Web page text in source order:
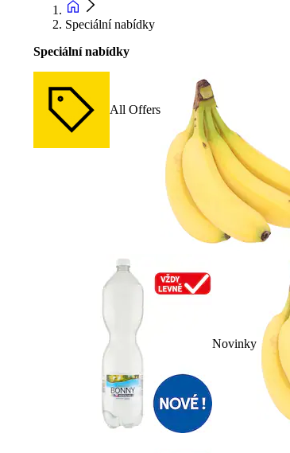
Speciální nabídky
Speciální nabídky
All Offers
Novinky